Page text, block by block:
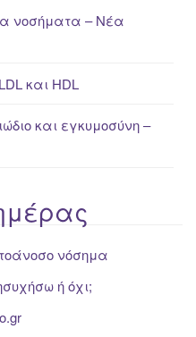
νοσήματα – Νέα
και HDL
και εγκυμοσύνη –
νόσημα
ή όχι;